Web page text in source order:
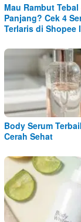
Mau Rambut
Panjang? Cek 4
Terlaris di Shopee
Body Serum
Cerah Sehat